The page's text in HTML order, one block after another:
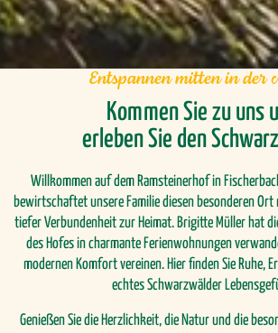
Entspannen mitten in der
Kommen Sie zu uns
erleben Sie den
Willkommen auf dem Ramsteinerhof in
bewirtschaftet unsere Familie diesen besonderen
tiefer Verbundenheit zur Heimat. Brigitte Müller hat
des Hofes in charmante Ferienwohnungen
modernen Komfort vereinen. Hier finden Sie Ruhe,
echtes Schwarzwälder
Genießen Sie die Herzlichkeit, die Natur und die